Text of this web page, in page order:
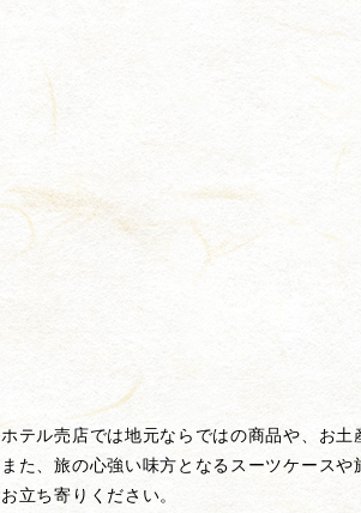
ホテル売店では地元ならではの商品や、お土
また、旅の心強い味方となるスーツケース
お立ち寄りください。